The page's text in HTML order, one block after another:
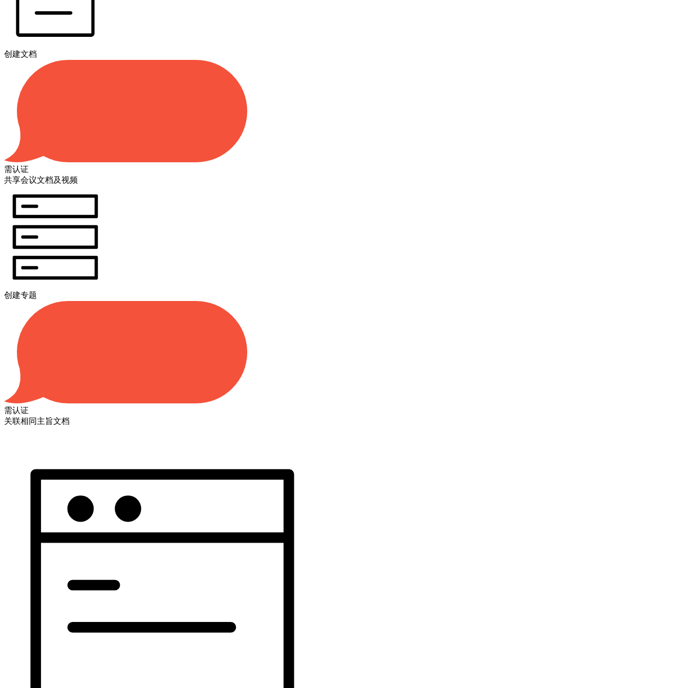
创建文档
需认证
共享会议文档及视频
创建专题
需认证
关联相同主旨文档